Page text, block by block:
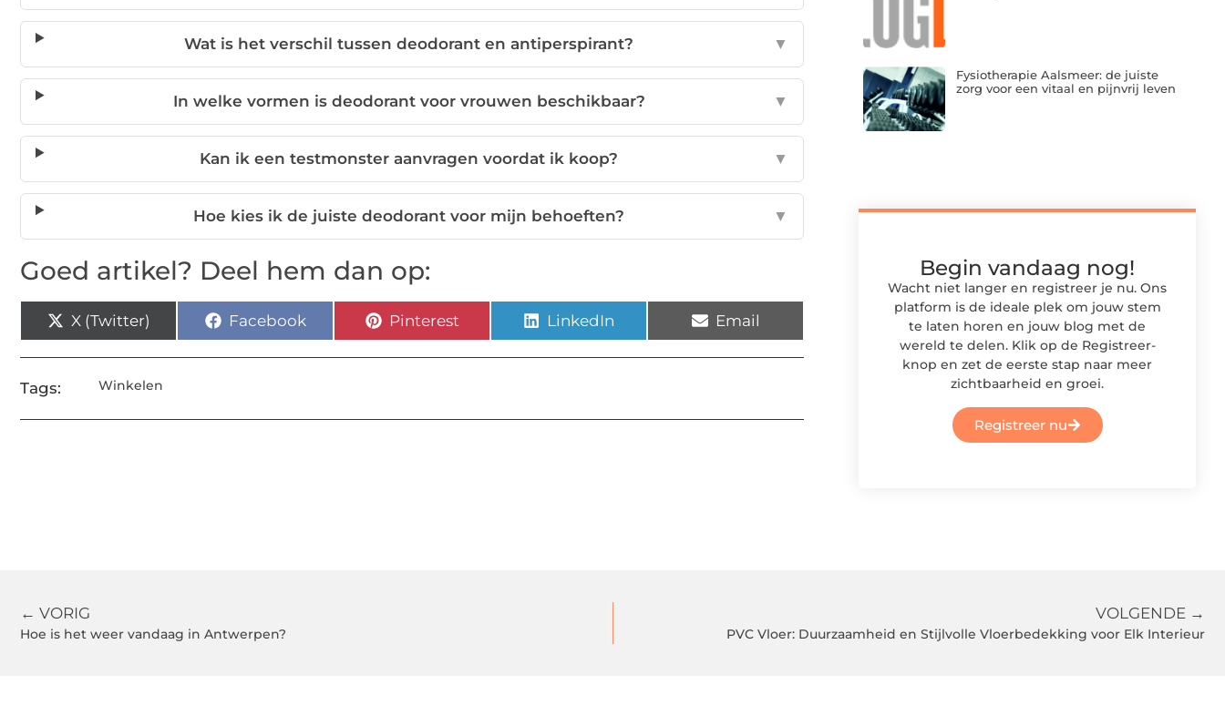
Wat is het verschil tussen deodorant en antiperspirant? ▼
In welke vormen is deodorant voor vrouwen beschikbaar? ▼
Kan ik een testmonster aanvragen voordat ik koop? ▼
Hoe kies ik de juiste deodorant voor mijn behoeften? ▼
Goed artikel? Deel hem dan op:
X (Twitter) Facebook Pinterest LinkedIn Email
Tags: Winkelen
Fysiotherapie Aalsmeer: de juiste
zorg voor een vitaal en pijnvrij leven
Begin vandaag nog!
Wacht niet langer en registreer je nu. Ons
platform is de ideale plek om jouw stem
te laten horen en jouw blog met de
wereld te delen. Klik op de Registreer-
knop en zet de eerste stap naar meer
zichtbaarheid en groei.
Registreer nu
← VORIG
Hoe is het weer vandaag in Antwerpen?
VOLGENDE →
PVC Vloer: Duurzaamheid en Stijlvolle Vloerbedekking voor Elk Interieur